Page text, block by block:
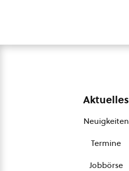
Aktuelles
Neuigkeiten
Termine
Jobbörse